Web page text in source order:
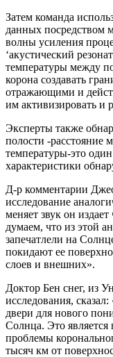
Затем команда
данных посредством
волны усиления
‘акустический
температуры между
корона создавать
отражающими и
им активизировать и
Эксперты также
полости -расстояние
температуры-это
характеристики
Д-р комментарии
исследование
меняет звук он
думаем, что из этой
запечатлели на
покидают ее
слоев и внешних».
Доктор Бен снег, из
исследования,
двери для нового
Солнца. Это
проблемы
тысяч км от